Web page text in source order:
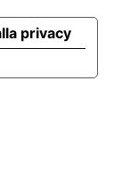
privacy